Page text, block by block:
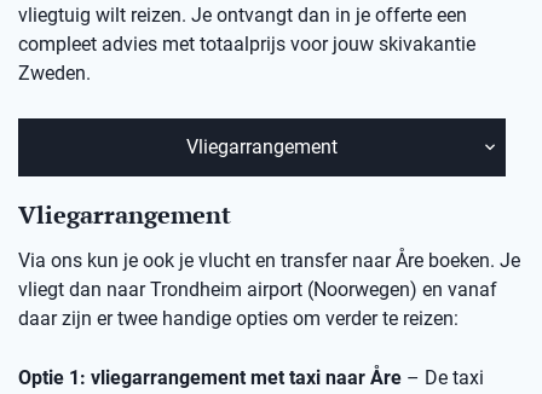
vliegtuig wilt reizen. Je ontvangt dan in je offerte een
compleet advies met totaalprijs voor jouw skivakantie
Zweden.
Vliegarrangement
Vliegarrangement
Via ons kun je ook je vlucht en transfer naar Åre boeken. Je
vliegt dan naar Trondheim airport (Noorwegen) en vanaf
daar zijn er twee handige opties om verder te reizen:
Optie 1: vliegarrangement met taxi naar Åre – De taxi